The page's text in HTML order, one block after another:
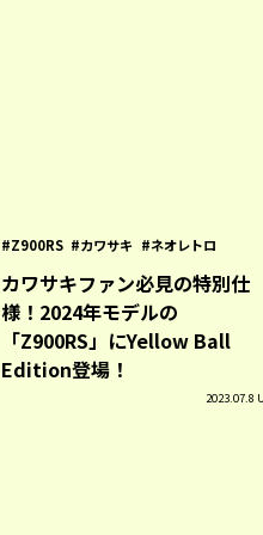
Z900RS カワサキ ネオレトロ
カワサキファン必見の特別仕
様！2024年モデルの
「Z900RS」にYellow Ball
Edition登場！
2023.07.8